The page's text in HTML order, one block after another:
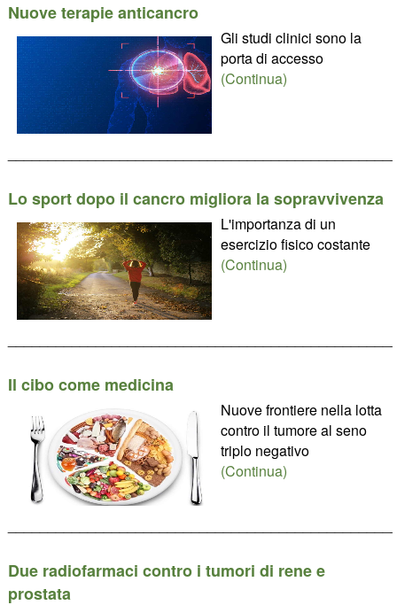
Nuove terapie anticancro
Gli studi clinici sono la
porta di accesso
(Continua)
Lo sport dopo il cancro migliora la sopravvivenza
L'importanza di un
esercizio fisico costante
(Continua)
Il cibo come medicina
Nuove frontiere nella lotta
contro il tumore al seno
triplo negativo
(Continua)
Due radiofarmaci contro i tumori di rene e
prostata